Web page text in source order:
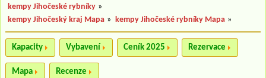
kempy Jihočeské rybníky »
kempy Jihočeský kraj Mapa » kempy Jihočeské rybníky Mapa »
Kapacity Vybavení Ceník 2025 Rezervace
Mapa Recenze